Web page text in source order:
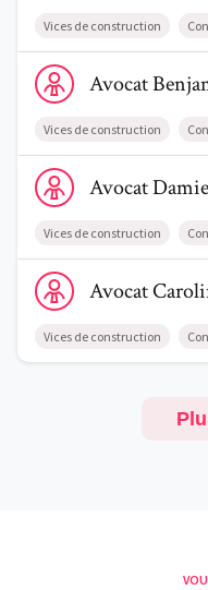
Vices de construction
Voir le profil de
Avocat
Vices de construction
Voir le profil de
Avocat
Vices de construction
Voir le profil de
Avocat
Vices de construction